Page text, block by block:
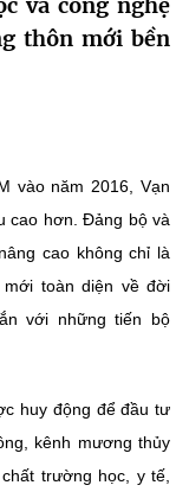
thôn mới bền
vào năm 2016, Vạn
cao hơn. Đảng bộ và
cao không chỉ là
toàn diện về đời
với những tiến bộ
huy động để đầu tư
kênh mương thủy
trường học, y tế,